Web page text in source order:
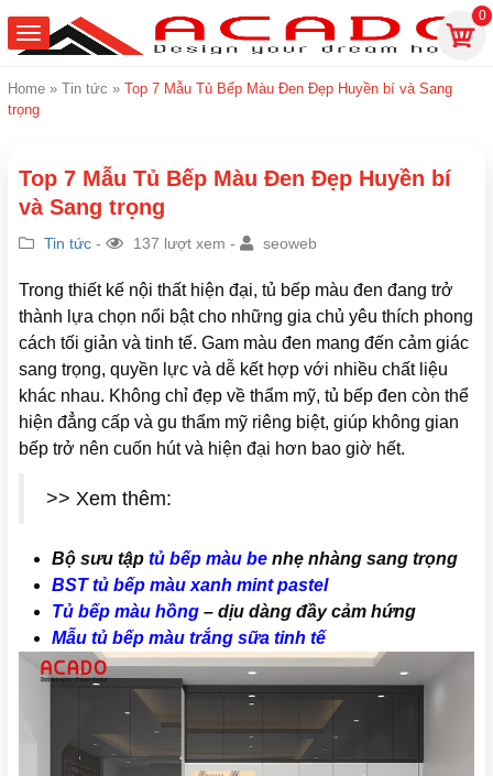
0
Home » Tin tức » Top 7 Mẫu Tủ Bếp Màu Đen Đẹp Huyền bí và Sang
trọng
Top 7 Mẫu Tủ Bếp Màu Đen Đẹp Huyền bí
và Sang trọng
Tin tức - 137 lượt xem - seoweb
Trong thiết kế nội thất hiện đại, tủ bếp màu đen đang trở
thành lựa chọn nổi bật cho những gia chủ yêu thích phong
cách tối giản và tinh tế. Gam màu đen mang đến cảm giác
sang trọng, quyền lực và dễ kết hợp với nhiều chất liệu
khác nhau. Không chỉ đẹp về thẩm mỹ, tủ bếp đen còn thể
hiện đẳng cấp và gu thẩm mỹ riêng biệt, giúp không gian
bếp trở nên cuốn hút và hiện đại hơn bao giờ hết.
>> Xem thêm:
Bộ sưu tập tủ bếp màu be nhẹ nhàng sang trọng
BST tủ bếp màu xanh mint pastel
Tủ bếp màu hồng – dịu dàng đầy cảm hứng
Mẫu tủ bếp màu trắng sữa tinh tế